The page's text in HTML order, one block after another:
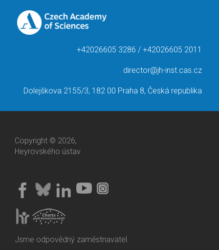
+42026605 3286 / +42026605 2011
director@jh-inst.cas.cz
Dolejškova 2155/3, 182 00 Praha 8, Česká republika
Copyright © 2026,
Heyrovského ústav
Jsme odpovědný zaměstnavatel.